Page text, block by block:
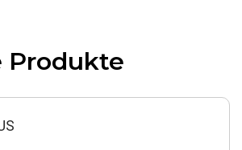
Produkte